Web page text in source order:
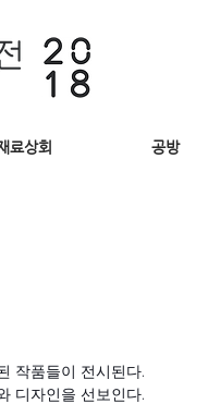
료상회 공방
작품들이 전시된다.
디자인을 선보인다.